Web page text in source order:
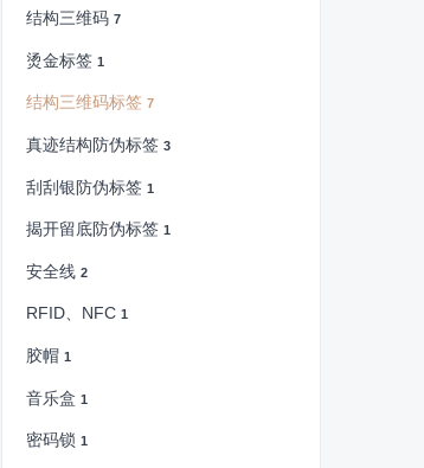
结构三维码 7
烫金标签 1
结构三维码标签 7
真迹结构防伪标签 3
刮刮银防伪标签 1
揭开留底防伪标签 1
安全线 2
RFID、NFC 1
胶帽 1
音乐盒 1
密码锁 1